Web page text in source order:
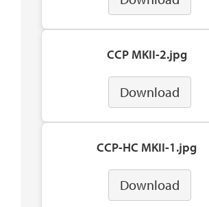
CCP MKII-2.jpg
Download
CCP-HC MKII-1.jpg
Download